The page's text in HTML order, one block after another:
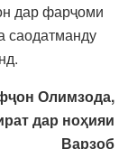
дар фарҷоми
саодатманду
Олимзода,
дар ноҳияи
Варзоб